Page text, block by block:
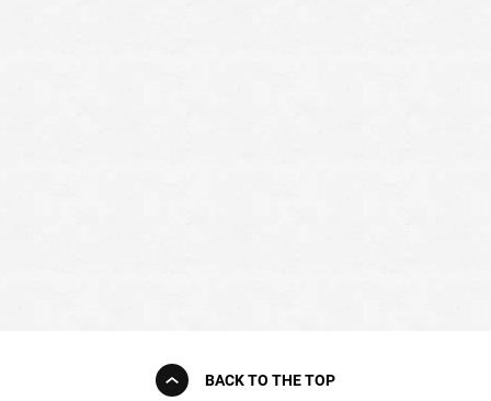
BACK TO THE TOP